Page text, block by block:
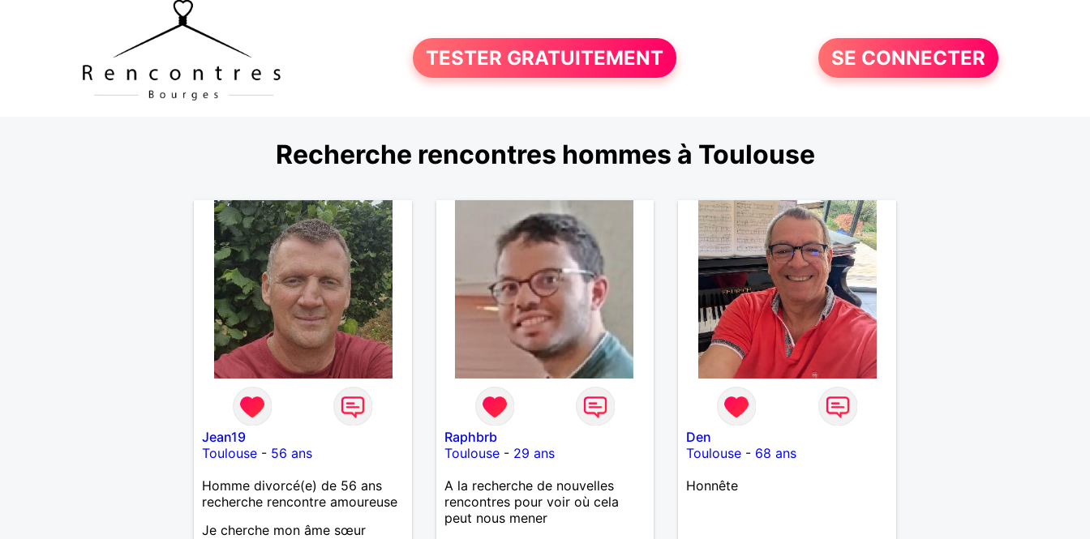
TESTER GRATUITEMENT SE CONNECTER
Recherche rencontres hommes à Toulouse
Jean19
Toulouse- 56 ans
Homme divorcé(e) de 56 ans
recherche rencontre amoureuse
Je cherche mon âme sœur
Raphbrb
Toulouse- 29 ans
A la recherche de nouvelles
rencontres pour voir où cela
peut nous mener
Den
Toulouse - 68 ans
Honnête